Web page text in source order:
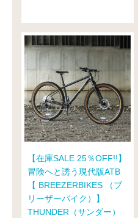
【在庫SALE 25％OFF!!】
冒険へと誘う現代版ATB
【 BREEZERBIKES （ブ
リーザーバイク）】
THUNDER（サンダー）